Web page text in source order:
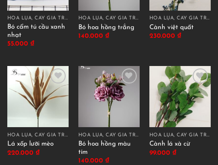
HOA LỤA, CÂY GIẢ TRANG TRÍ CAO CẤP
Bó cẩm tú cầu xanh
nhạt
55.000 ₫
HOA LỤA, CÂY GIẢ TRANG TRÍ CAO CẤP
Bó hoa hồng trắng
140.000 ₫
HOA LỤA, CÂY GIẢ TRANG TRÍ CAO CẤP
Cành việt quất
230.000 ₫
HOA LỤA, CÂY GIẢ TRANG TRÍ CAO CẤP
Lá xốp lưỡi mèo
220.000 ₫
HOA LỤA, CÂY GIẢ TRANG TRÍ CAO CẤP
Bó hoa hồng màu
tím
140.000 ₫
HOA LỤA, CÂY GIẢ TRANG TRÍ CAO CẤP
Cành lá xà cừ
99.000 ₫